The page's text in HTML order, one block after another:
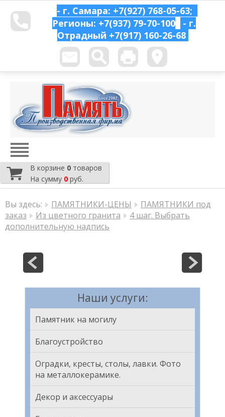
- г. Самара: +7(927) 768-05-63;
Регионы: +7(937) 79-70-100
- г.
Отрадный +7(917) 160-26-68
В корзине 0 товаров
На сумму 0 руб.
Вы здесь: ПАМЯТНИКИ-ЦЕНЫ
ПАМЯТНИКИ под
заказ
Из цветного гранита
4 шаг. Выбрать
дополнительную надпись
Наши услуги:
Памятник на могилу
Благоустройство
Оградки, кресты, столы, лавки. Фото
на металлокерамике.
Декор и аксессуары